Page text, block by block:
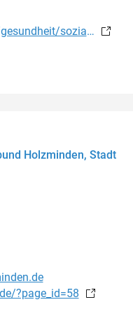
www.landkreis-holzminden.de/gesundheit/sozialpsychiatrischer-dienst/
Holzminden, Stadt
?page_id=58